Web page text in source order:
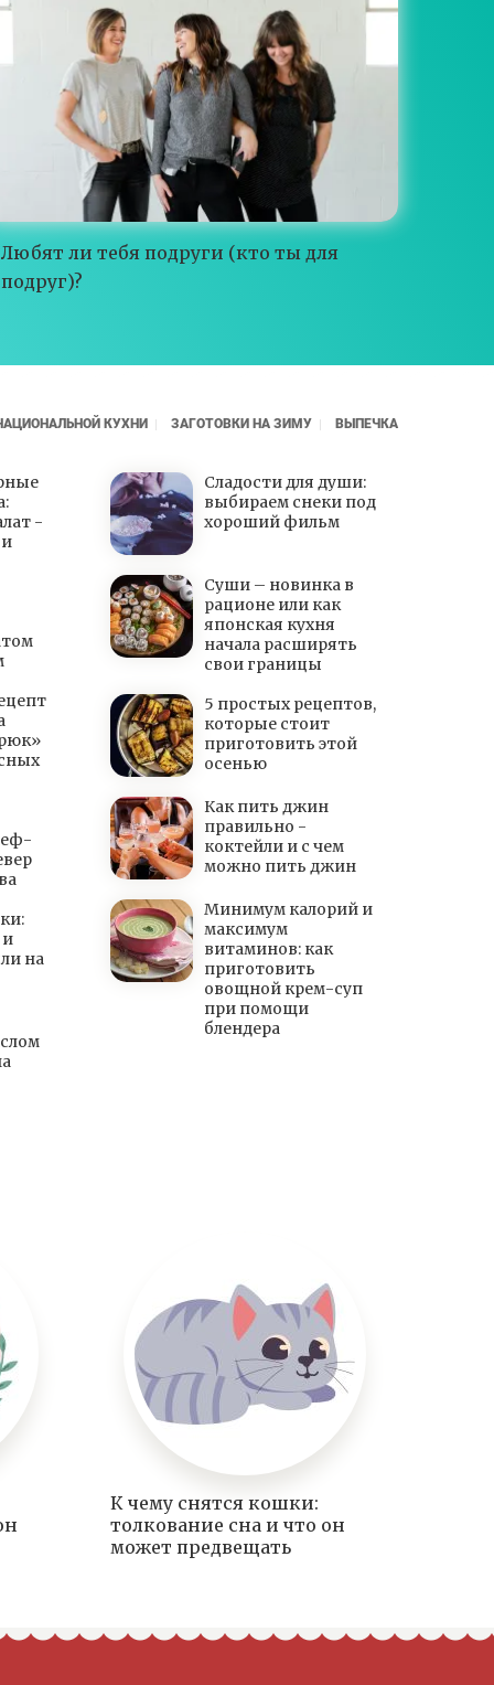
Любят ли тебя подруги (кто ты для
подруг)?
КУХНИ ЗАГОТОВКИ НА ЗИМУ ВЫПЕЧКА
-
и
на
Сладости для души:
выбираем снеки под
хороший фильм
Суши – новинка в
рационе или как
японская кухня
начала расширять
свои границы
5 простых рецептов,
которые стоит
приготовить этой
осенью
Как пить джин
правильно -
коктейли и с чем
можно пить джин
Минимум калорий и
максимум
витаминов: как
приготовить
овощной крем-суп
при помощи
блендера
К чему снятся кошки:
толкование сна и что он
может предвещать